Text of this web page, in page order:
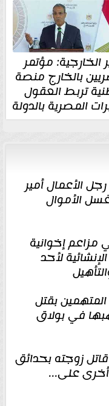
الخارجية: مؤتمر
بالخارج منصة
تربط العقول
المصرية بالدولة
الأعمال أمير
الأموال
إخوانية
لأحد
بقتل
في بولاق
زوجته بحدائق